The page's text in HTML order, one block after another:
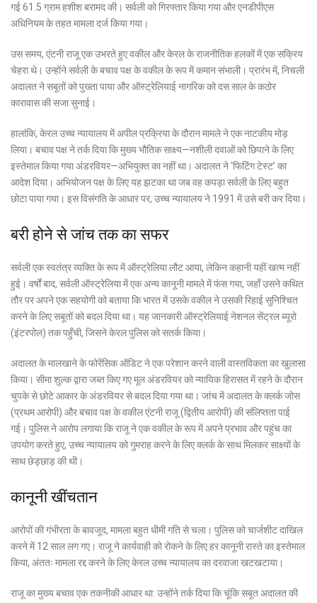
गई 61.5 ग्राम हशीश बरामद की। सर्वली को गिरफ्तार किया गया और एनडीपीएस
अधिनियम के तहत मामला दर्ज किया गया।
उस समय, एंटनी राजू एक उभरते हुए वकील और केरल के राजनीतिक हलकों में एक सक्रिय
चेहरा थे। उन्होंने सर्वली के बचाव पक्ष के वकील के रूप में कमान संभाली। प्रारंभ में, निचली
अदालत ने सबूतों को पुख्ता पाया और ऑस्ट्रेलियाई नागरिक को दस साल के कठोर
कारावास की सजा सुनाई।
हालांकि, केरल उच्च न्यायालय में अपील प्रक्रिया के दौरान मामले ने एक नाटकीय मोड़
लिया। बचाव पक्ष ने तर्क दिया कि मुख्य भौतिक साक्ष्य—नशीली दवाओं को छिपाने के लिए
इस्तेमाल किया गया अंडरवियर—अभियुक्त का नहीं था। अदालत ने ‘फिटिंग टेस्ट’ का
आदेश दिया। अभियोजन पक्ष के लिए यह झटका था जब वह कपड़ा सर्वली के लिए बहुत
छोटा पाया गया। इस विसंगति के आधार पर, उच्च न्यायालय ने 1991 में उसे बरी कर दिया।
बरी होने से जांच तक का सफर
सर्वली एक स्वतंत्र व्यक्ति के रूप में ऑस्ट्रेलिया लौट आया, लेकिन कहानी यहीं खत्म नहीं
हुई। वर्षों बाद, सर्वली ऑस्ट्रेलिया में एक अन्य कानूनी मामले में फंस गया, जहाँ उसने कथित
तौर पर अपने एक सहयोगी को बताया कि भारत में उसके वकील ने उसकी रिहाई सुनिश्चित
करने के लिए सबूतों को बदल दिया था। यह जानकारी ऑस्ट्रेलियाई नेशनल सेंट्रल ब्यूरो
(इंटरपोल) तक पहुँची, जिसने केरल पुलिस को सतर्क किया।
अदालत के मालखाने के फोरेंसिक ऑडिट ने एक परेशान करने वाली वास्तविकता का खुलासा
किया। सीमा शुल्क द्वारा जब्त किए गए मूल अंडरवियर को न्यायिक हिरासत में रहने के दौरान
चुपके से छोटे आकार के अंडरवियर से बदल दिया गया था। जांच में अदालत के क्लर्क जोस
(प्रथम आरोपी) और बचाव पक्ष के वकील एंटनी राजू (द्वितीय आरोपी) की संलिप्तता पाई
गई। पुलिस ने आरोप लगाया कि राजू ने एक वकील के रूप में अपने प्रभाव और पहुंच का
उपयोग करते हुए, उच्च न्यायालय को गुमराह करने के लिए क्लर्क के साथ मिलकर साक्ष्यों के
साथ छेड़छाड़ की थी।
कानूनी खींचतान
आरोपों की गंभीरता के बावजूद, मामला बहुत धीमी गति से चला। पुलिस को चार्जशीट दाखिल
करने में 12 साल लग गए। राजू ने कार्यवाही को रोकने के लिए हर कानूनी रास्ते का इस्तेमाल
किया, अंततः मामला रद्द करने के लिए केरल उच्च न्यायालय का दरवाजा खटखटाया।
राजू का मुख्य बचाव एक तकनीकी आधार था: उन्होंने तर्क दिया कि चूंकि सबूत अदालत की